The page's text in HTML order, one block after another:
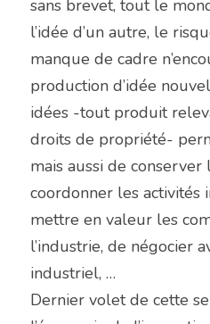
sans brevet, tout le
l’idée d’un autre, le
manque de cadre
production d’idée
idées -tout produit
droits de propriété-
mais aussi de conserver
coordonner les activités
mettre en valeur les
l’industrie, de négocier
industriel, …
Dernier volet de cette